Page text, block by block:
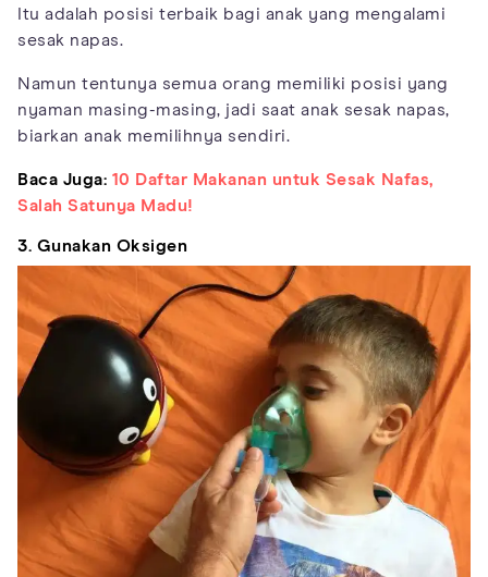
Itu adalah posisi terbaik bagi anak yang mengalami
sesak napas.
Namun tentunya semua orang memiliki posisi yang
nyaman masing-masing, jadi saat anak sesak napas,
biarkan anak memilihnya sendiri.
Baca Juga: 10 Daftar Makanan untuk Sesak Nafas,
Salah Satunya Madu!
3. Gunakan Oksigen